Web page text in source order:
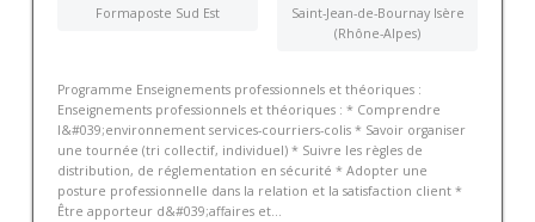
Formaposte Sud Est
Saint-Jean-de-Bournay Isère
(Rhône-Alpes)
Programme Enseignements professionnels et théoriques :
Enseignements professionnels et théoriques : * Comprendre
l&#039;environnement services-courriers-colis * Savoir organiser
une tournée (tri collectif, individuel) * Suivre les règles de
distribution, de réglementation en sécurité * Adopter une
posture professionnelle dans la relation et la satisfaction client *
Être apporteur d&#039;affaires et...